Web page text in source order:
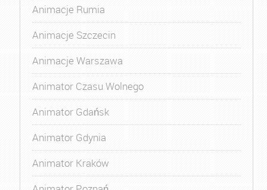
Animacje Rumia
Animacje Szczecin
Animacje Warszawa
Animator Czasu Wolnego
Animator Gdańsk
Animator Gdynia
Animator Kraków